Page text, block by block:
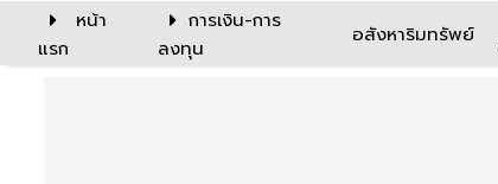
หน้า
แรก
การเงิน-การ
ลงทุน
อสังหาริมทรัพย์